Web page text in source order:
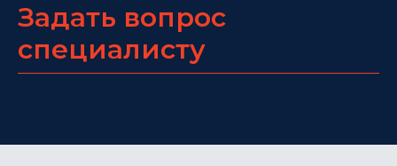
Задать вопрос
специалисту